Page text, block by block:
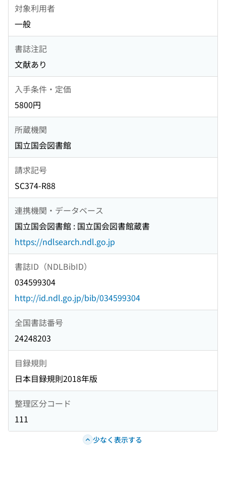
対象利用者
一般
書誌注記
文献あり
入手条件・定価
5800円
所蔵機関
国立国会図書館
請求記号
SC374-R88
連携機関・データベース
国立国会図書館 : 国立国会図書館蔵書
https://ndlsearch.ndl.go.jp
書誌ID（NDLBibID）
034599304
http://id.ndl.go.jp/bib/034599304
全国書誌番号
24248203
目録規則
日本目録規則2018年版
整理区分コード
111
少なく表示する